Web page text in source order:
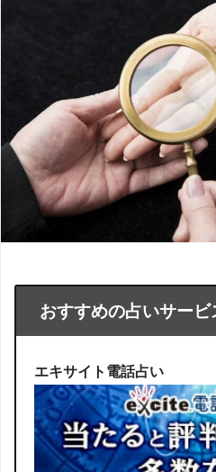
おすすめの占いサービ
エキサイト電話占い